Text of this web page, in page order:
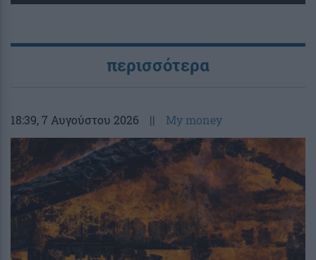
περισσότερα
18:39, 7 Αυγούστου 2026 || My money